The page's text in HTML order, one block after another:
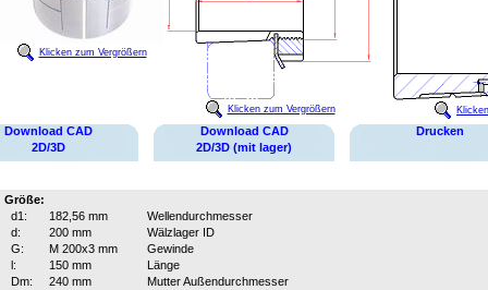
Klicken zum Vergrößern
Klicken zum Vergrößern
Download CAD
2D/3D
Download CAD
2D/3D (mit lager)
Drucken
Größe:
d1:
182,56 mm
Wellendurchmesser
d:
200 mm
Wälzlager ID
G:
M 200x3 mm
Gewinde
l:
150 mm
Länge
Dm:
240 mm
Mutter Außendurchmesser